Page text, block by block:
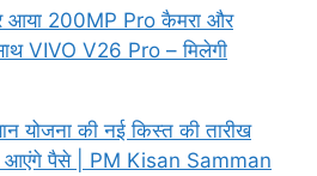
200MP Pro कैमरा और
VIVO V26 Pro – मिलेगी
योजना की नई किस्त की तारीख
आएंगे पैसे | PM Kisan Samman